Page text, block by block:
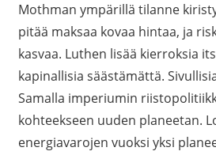
Mothman ympärillä tilanne
pitää maksaa kovaa hintaa, ja
kasvaa. Luthen lisää kierroksia
kapinallisia säästämättä.
Samalla imperiumin
kohteekseen uuden planeetan.
energiavarojen vuoksi yksi